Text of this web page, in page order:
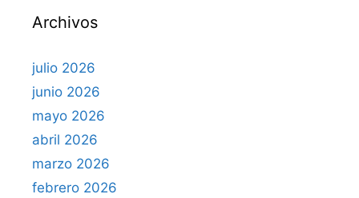
:
Archivos
julio 2026
junio 2026
mayo 2026
abril 2026
marzo 2026
febrero 2026